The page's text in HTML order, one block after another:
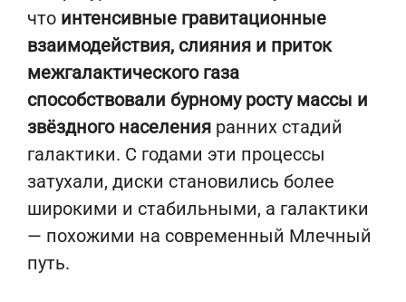
что интенсивные гравитационные
взаимодействия, слияния и приток
межгалактического газа
способствовали бурному росту массы и
звёздного населения ранних стадий
галактики. С годами эти процессы
затухали, диски становились более
широкими и стабильными, а галактики
— похожими на современный Млечный
путь.